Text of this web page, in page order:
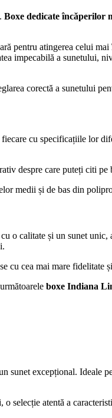
Boxe dedicate încăperilor
pentru atingerea celui
impecabilă a sunetului,
corectă a sunetului
cu specificațiile lor
despre care puteți citi pe
medii și de bas din
o calitate și un sunet
cu cea mai mare fidelitate
următoarele boxe Indiana
sunet excepțional. Ideale
o selecție atentă a